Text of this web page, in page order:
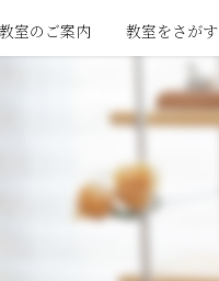
教室のご案内 教室をさがす